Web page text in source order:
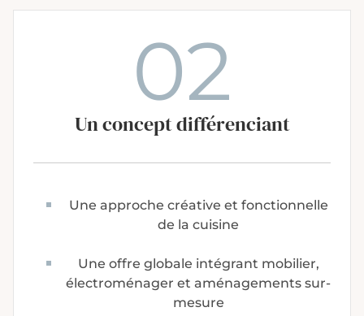
02
Un concept différenciant
Une approche créative et fonctionnelle
de la cuisine
Une offre globale intégrant mobilier,
électroménager et aménagements sur-
mesure